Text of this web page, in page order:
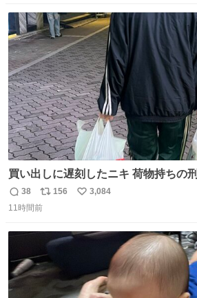
ト
数
数
買い出しに遅刻したニキ 荷物持ちの刑
返
信
38
リ
ポ
ト
数
156
い
3,084
11時間前